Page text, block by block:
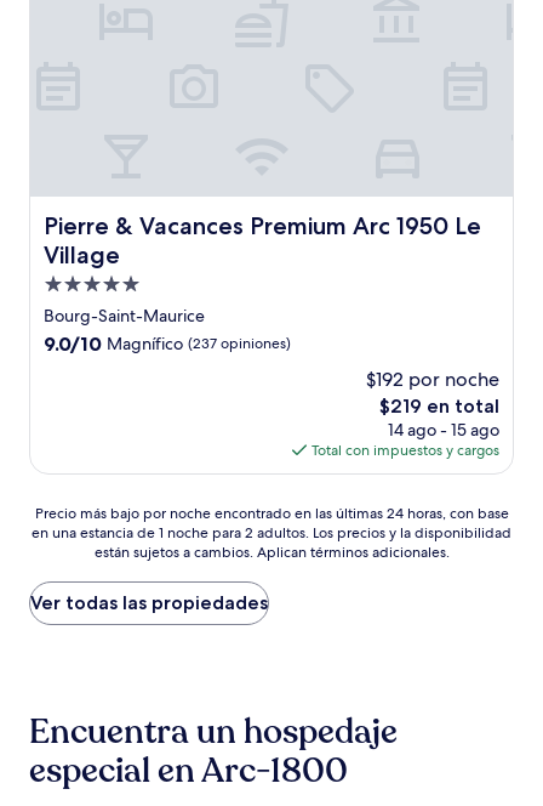
Pierre & Vacances Premium Arc 1950 Le
Village
Pierre & Vacances Premium Arc 1950 Le Village
Propiedad
de
5.0
Bourg-Saint-Maurice
9.0
9.0/10 Magnífico (237 opiniones)
$192 por noche
El
precio
actual
es
$219
$219 en total
14 ago - 15 ago
Total con impuestos y cargos
Precio
más
por
noche
encontrado
horas,
base
Precio más bajo por noche encontrado en las últimas 24 horas, con base
en una estancia de 1 noche para 2 adultos. Los precios y la disponibilidad
están sujetos a cambios. Aplican términos adicionales.
Ver todas las propiedades
Encuentra un hospedaje
especial en Arc-1800